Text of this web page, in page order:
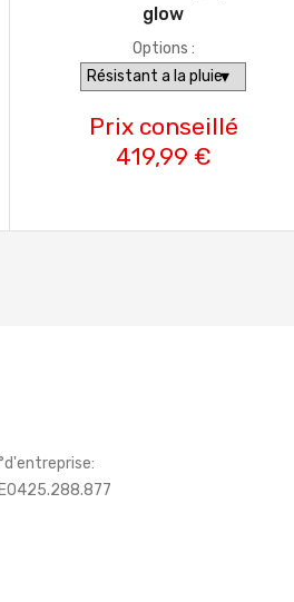
glow
Options :
Prix conseillé
419,99 €